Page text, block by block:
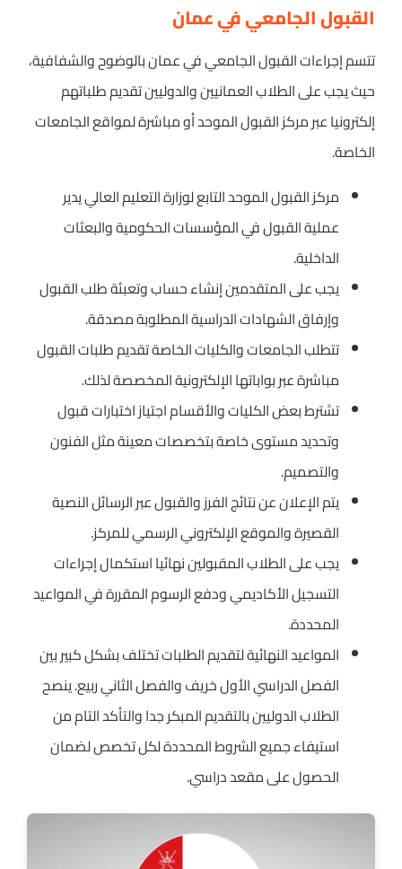
القبول الجامعي في عمان
تتسم إجراءات القبول الجامعي في عمان بالوضوح والشفافية،
حيث يجب على الطلاب العمانيين والدوليين تقديم طلباتهم
إلكترونيا عبر مركز القبول الموحد أو مباشرة لمواقع الجامعات
الخاصة.
مركز القبول الموحد التابع لوزارة التعليم العالي يدير
عملية القبول في المؤسسات الحكومية والبعثات
الداخلية.
يجب على المتقدمين إنشاء حساب وتعبئة طلب القبول
وإرفاق الشهادات الدراسية المطلوبة مصدقة.
تتطلب الجامعات والكليات الخاصة تقديم طلبات القبول
مباشرة عبر بواباتها الإلكترونية المخصصة لذلك.
تشترط بعض الكليات والأقسام اجتياز اختبارات قبول
وتحديد مستوى خاصة بتخصصات معينة مثل الفنون
والتصميم.
يتم الإعلان عن نتائج الفرز والقبول عبر الرسائل النصية
القصيرة والموقع الإلكتروني الرسمي للمركز.
يجب على الطلاب المقبولين نهائيا استكمال إجراءات
التسجيل الأكاديمي ودفع الرسوم المقررة في المواعيد
المحددة.
المواعيد النهائية لتقديم الطلبات تختلف بشكل كبير بين
الفصل الدراسي الأول خريف والفصل الثاني ربيع. ينصح
الطلاب الدوليين بالتقديم المبكر جدا والتأكد التام من
استيفاء جميع الشروط المحددة لكل تخصص لضمان
الحصول على مقعد دراسي.